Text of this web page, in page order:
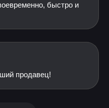
быстро и
продавец!